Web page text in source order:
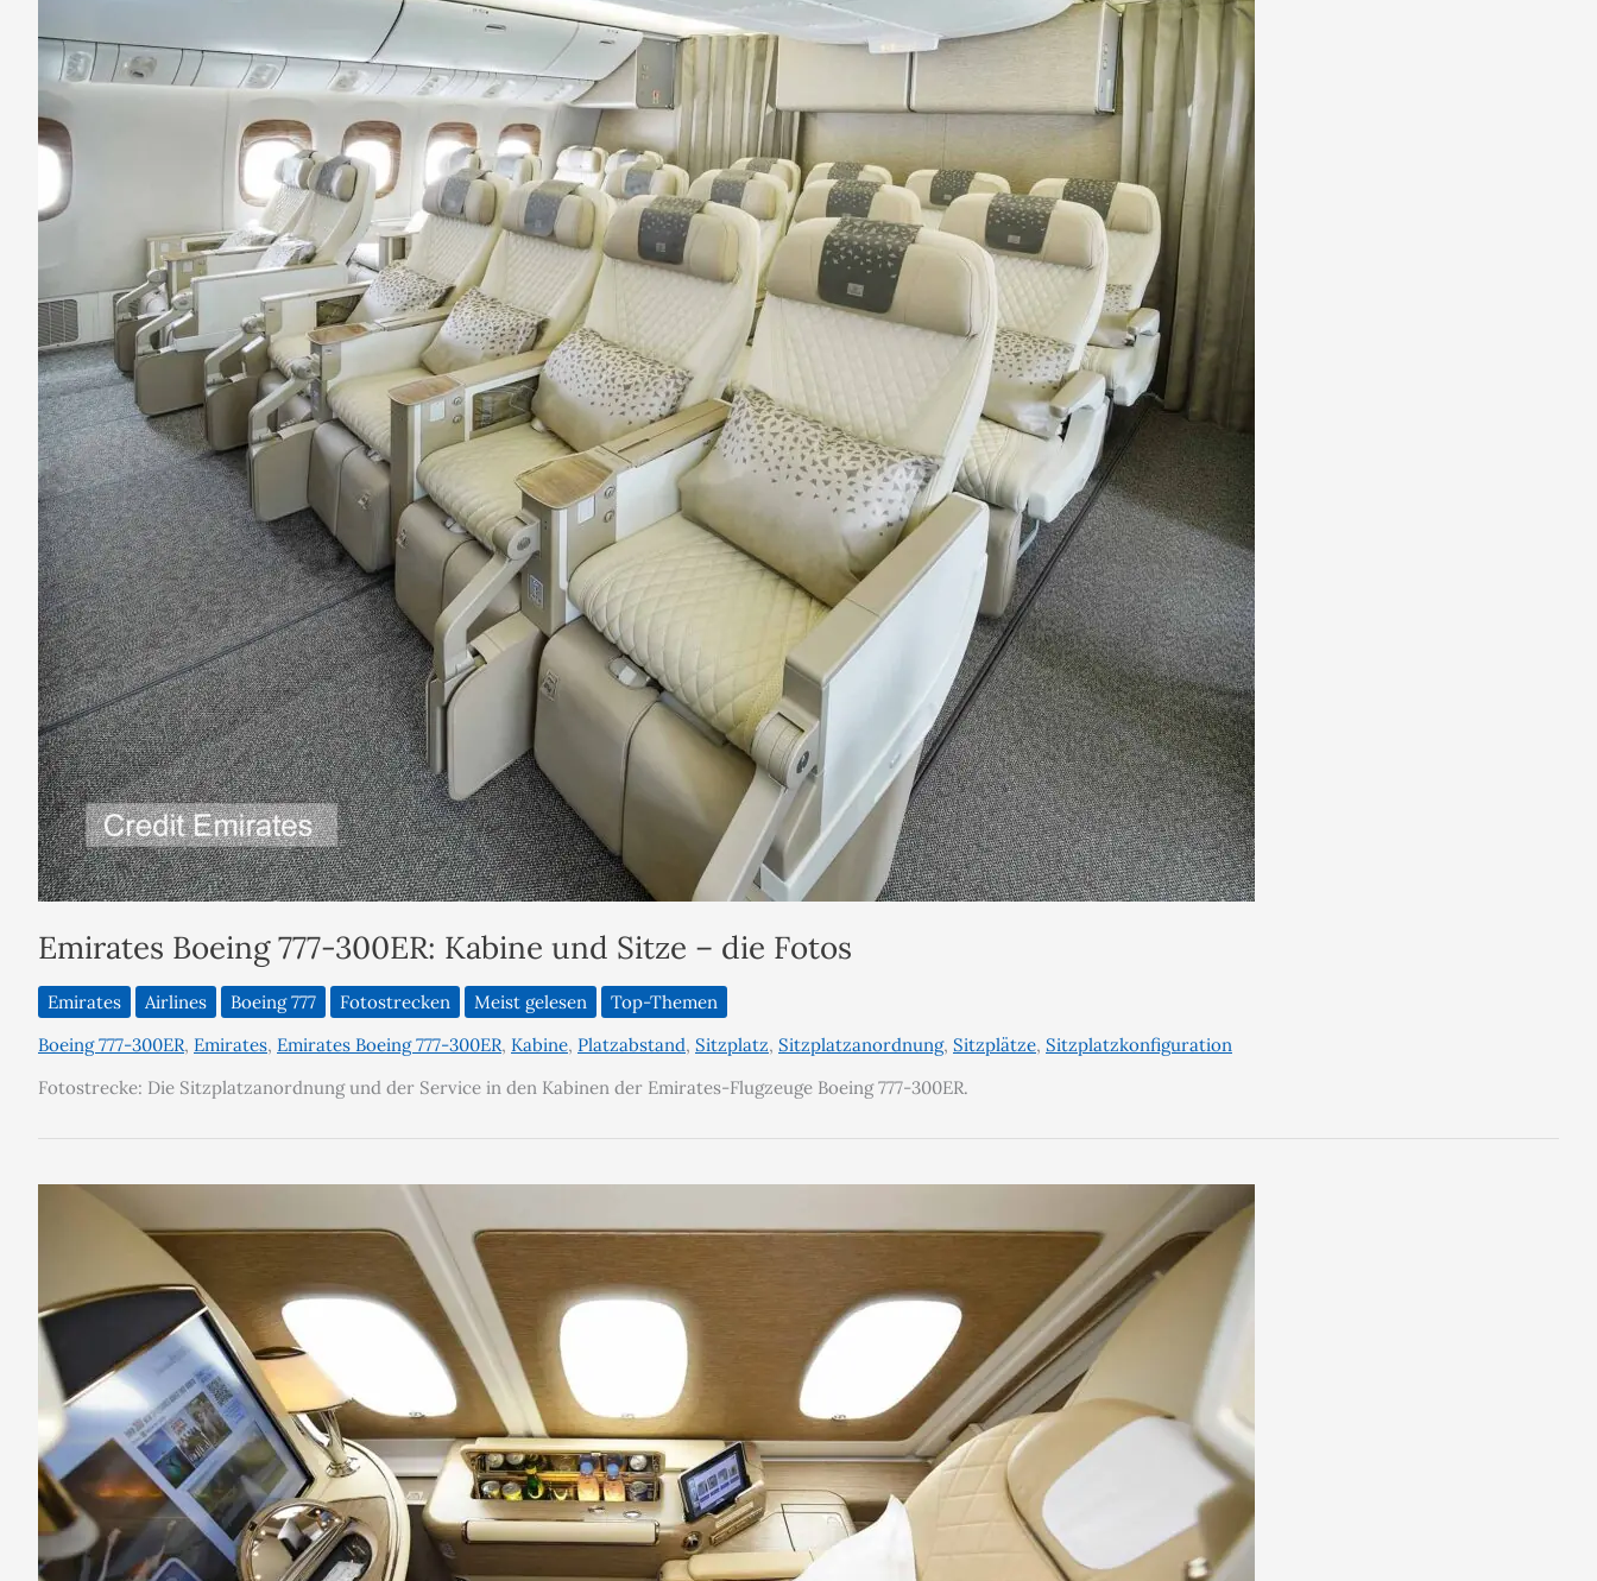
Emirates Boeing 777-300ER: Kabine und Sitze – die Fotos
Emirates Airlines Boeing 777 Fotostrecken Meist gelesen
Top-Themen
Boeing 777-300ER, Emirates, Emirates Boeing 777-300ER, Kabine, Platzabstand, Sitzplatz, Sitzplatzanordnung, Sitzplätze, Sitzplatzkonfiguration
Fotostrecke: Die Sitzplatzanordnung und der Service in den Kabinen der Emirates-Flugzeuge Boeing 777-300ER.